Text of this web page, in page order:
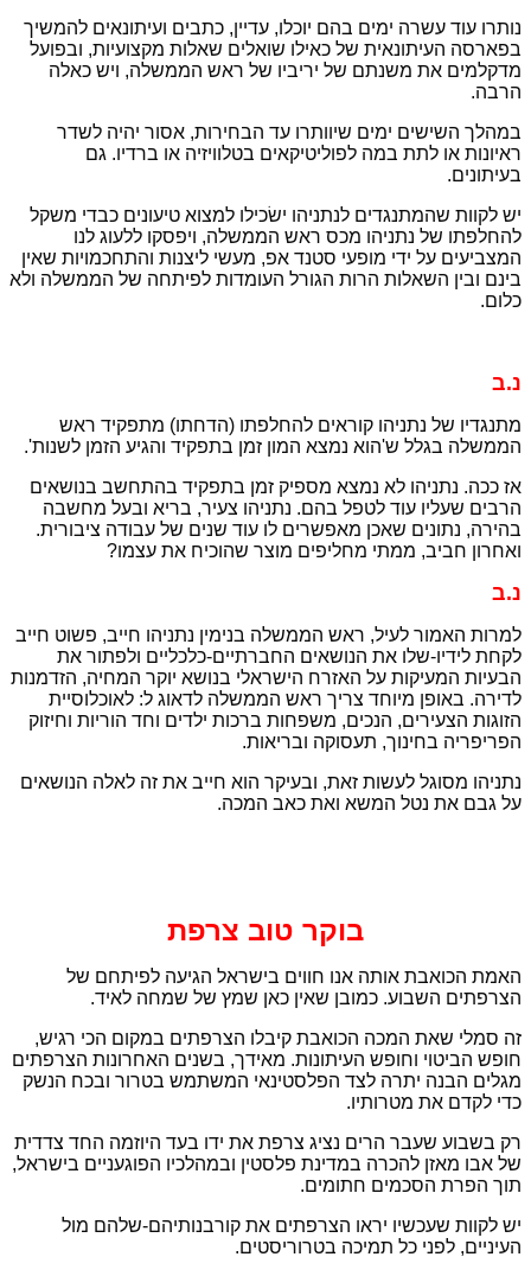
נותרו עוד עשרה ימים בהם יוכלו, עדיין, כתבים ועיתונאים להמשיך
בפארסה העיתונאית של כאילו שואלים שאלות מקצועיות, ובפועל
מדקלמים את משנתם של יריביו של ראש הממשלה, ויש כאלה
הרבה.
במהלך השישים ימים שיוותרו עד הבחירות, אסור יהיה לשדר
ראיונות או לתת במה לפוליטיקאים בטלוויזיה או ברדיו. גם
בעיתונים.
יש לקוות שהמתנגדים לנתניהו ישׂכילו למצוא טיעונים כבדי משקל
להחלפתו של נתניהו מכס ראש הממשלה, ויפסקו ללעוג לנו
המצביעים על ידי מופעי סטנד אפ, מעשי ליצנות והתחכמויות שאין
בינם ובין השאלות הרות הגורל העומדות לפיתחה של הממשלה ולא
כלום.
נ.ב
מתנגדיו של נתניהו קוראים להחלפתו (הדחתו) מתפקיד ראש
הממשלה בגלל ש'הוא נמצא המון זמן בתפקיד והגיע הזמן לשנות'.
אז ככה. נתניהו לא נמצא מספיק זמן בתפקיד בהתחשב בנושאים
הרבים שעליו עוד לטפל בהם. נתניהו צעיר, בריא ובעל מחשבה
בהירה, נתונים שאכן מאפשרים לו עוד שנים של עבודה ציבורית.
ואחרון חביב, ממתי מחליפים מוצר שהוכיח את עצמו?
נ.ב
למרות האמור לעיל, ראש הממשלה בנימין נתניהו חייב, פשוט חייב
לקחת לידיו-שלו את הנושאים החברתיים-כלכליים ולפתור את
הבעיות המעיקות על האזרח הישראלי בנושא יוקר המחיה, הזדמנות
לדירה. באופן מיוחד צריך ראש הממשלה לדאוג ל: לאוכלוסיית
הזוגות הצעירים, הנכים, משפחות ברכות ילדים וחד הוריות וחיזוק
הפריפריה בחינוך, תעסוקה ובריאות.
נתניהו מסוגל לעשות זאת, ובעיקר הוא חייב את זה לאלה הנושאים
על גבם את נטל המשא ואת כאב המכה.
בוקר טוב צרפת
האמת הכואבת אותה אנו חווים בישראל הגיעה לפיתחם של
הצרפתים השבוע. כמובן שאין כאן שמץ של שמחה לאיד.
זה סמלי שאת המכה הכואבת קיבלו הצרפתים במקום הכי רגיש,
חופש הביטוי וחופש העיתונות. מאידך, בשנים האחרונות הצרפתים
מגלים הבנה יתרה לצד הפלסטינאי המשתמש בטרור ובכח הנשק
כדי לקדם את מטרותיו.
רק בשבוע שעבר הרים נציג צרפת את ידו בעד היוזמה החד צדדית
של אבו מאזן להכרה במדינת פלסטין ובמהלכיו הפוגעניים בישראל,
תוך הפרת הסכמים חתומים.
יש לקוות שעכשיו יראו הצרפתים את קורבנותיהם-שלהם מול
העיניים, לפני כל תמיכה בטרוריסטים.